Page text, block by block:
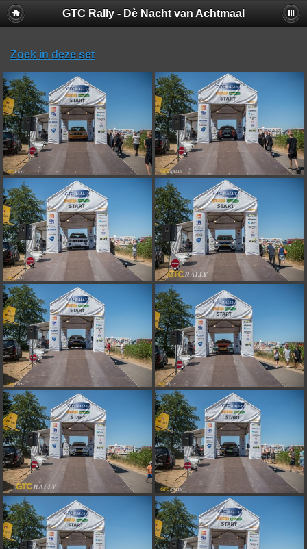
GTC Rally - Dè Nacht van Achtmaal
Zoek in deze set